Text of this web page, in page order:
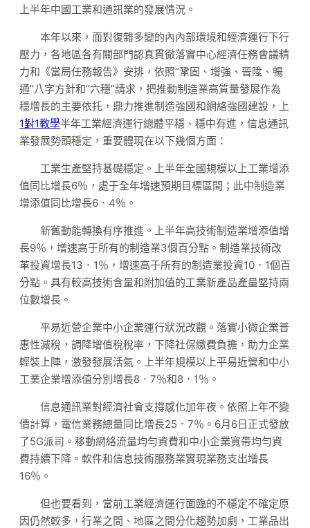
上半年中國工業和通訊業的發展情況。
本年以來，面對復雜多變的內內部環境和經濟運行下行
壓力，各地區各有關部門認真貫徹落實中心經濟任務會議精
力和《當局任務報告》安排，依照“鞏固、增強、晉陞、暢
通”八字方針和“六穩”請求，把推動制造業高質量發展作為
穩增長的主要依托，鼎力推進制造強國和網絡強國建設，上
1對1教學半年工業經濟運行總體平穩、穩中有進，信息通訊
業發展勢頭穩定，重要體現在以下幾個方面：
工業生產堅持基礎穩定。上半年全國規模以上工業增添
值同比增長6％，處于全年增速預期目標區間；此中制造業
增添值同比增長6．4％。
新舊動能轉換有序推進。上半年高技術制造業增添值增
長9％，增速高于所有的制造業3個百分點。制造業技術改
革投資增長13．1％，增速高于所有的制造業投資10．1個百
分點。具有較高技術含量和附加值的工業新產品產量堅持兩
位數增長。
平易近營企業中小企業運行狀況改觀。落實小微企業普
惠性減稅，調降增值稅稅率，下降社保繳費負擔，助力企業
輕裝上陣，激發發展活氣。上半年規模以上平易近營和中小
工業企業增添值分別增長8．7％和8．1％。
信息通訊業對經濟社會支撐感化加年夜。依照上年不變
價計算，電信業務總量同比增長25．7％。6月6日正式發放
了5G派司。移動網絡流量均勻資費和中小企業寬帶均勻資
費持續下降。軟件和信息技術服務業實現業務支出增長
16％。
但也要看到，當前工業經濟運行面臨的不穩定不確定原
因仍然較多，行業之間、地區之間分化趨勢加劇，工業品出